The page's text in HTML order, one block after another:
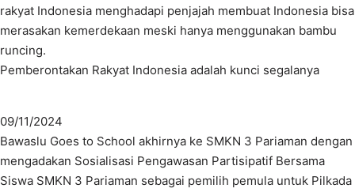
rakyat Indonesia menghadapi penjajah membuat Indonesia bisa
merasakan kemerdekaan meski hanya menggunakan bambu
runcing.
Pemberontakan Rakyat Indonesia adalah kunci segalanya
09/11/2024
Bawaslu Goes to School akhirnya ke SMKN 3 Pariaman dengan
mengadakan Sosialisasi Pengawasan Partisipatif Bersama
Siswa SMKN 3 Pariaman sebagai pemilih pemula untuk Pilkada